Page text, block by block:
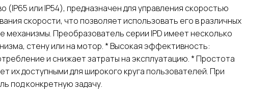
(IP65 или IP54), предназначен для управления скоростью
скорости, что позволяет использовать его в различных
Преобразователь серии IPD имеет несколько
стену или на мотор. * Высокая эффективность:
и снижает затраты на эксплуатацию. * Простота
их доступными для широкого круга пользователей. При
под конкретную задачу.